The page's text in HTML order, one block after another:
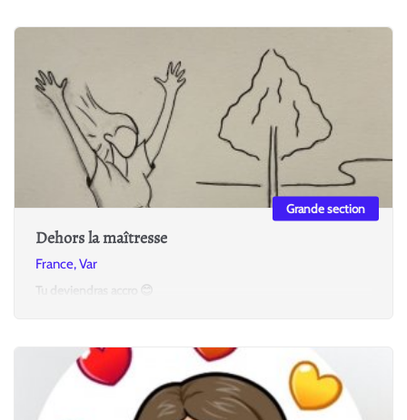
Dehors la maîtresse
France, Var
Tu deviendras accro 😊
Grande section